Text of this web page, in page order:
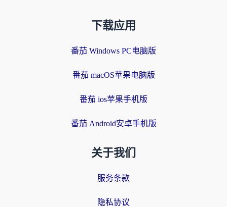
下载应用
番茄 Windows PC电脑版
番茄 macOS苹果电脑版
番茄 ios苹果手机版
番茄 Android安卓手机版
关于我们
服务条款
隐私协议